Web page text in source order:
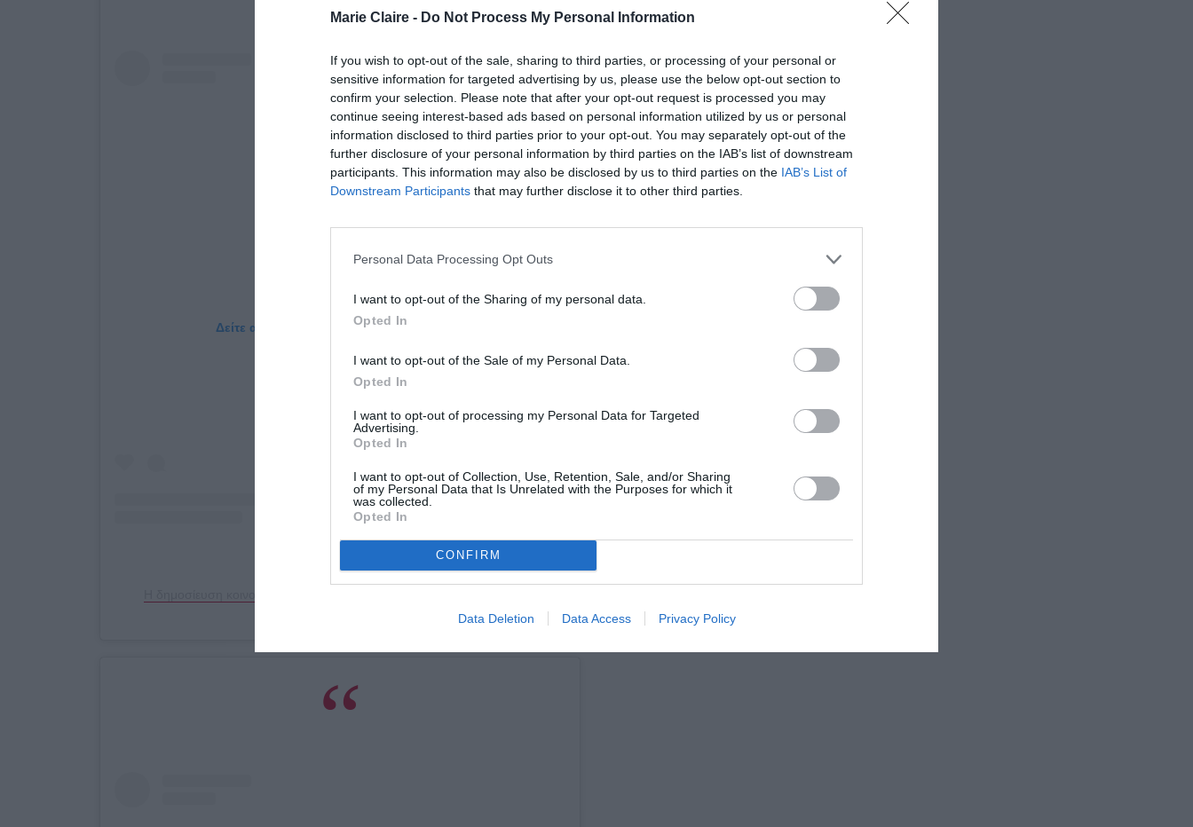
Marie Claire - Do Not Process My Personal Information
If you wish to opt-out of the sale, sharing to third parties, or processing of your personal or
sensitive information for targeted advertising by us, please use the below opt-out section to
confirm your selection. Please note that after your opt-out request is processed you may
continue seeing interest-based ads based on personal information utilized by us or personal
information disclosed to third parties prior to your opt-out. You may separately opt-out of the
further disclosure of your personal information by third parties on the IAB’s list of downstream
participants. This information may also be disclosed by us to third parties on the IAB’s List of
Downstream Participants that may further disclose it to other third parties.
Personal Data Processing Opt Outs
I want to opt-out of the Sharing of my personal data.
Opted In
I want to opt-out of the Sale of my Personal Data.
Opted In
I want to opt-out of processing my Personal Data for Targeted
Advertising.
Opted In
I want to opt-out of Collection, Use, Retention, Sale, and/or Sharing
of my Personal Data that Is Unrelated with the Purposes for which it
was collected.
Opted In
CONFIRM
Data Deletion Data Access Privacy Policy
Δείτε αυτή τη δημοσίευση στο Instagram.